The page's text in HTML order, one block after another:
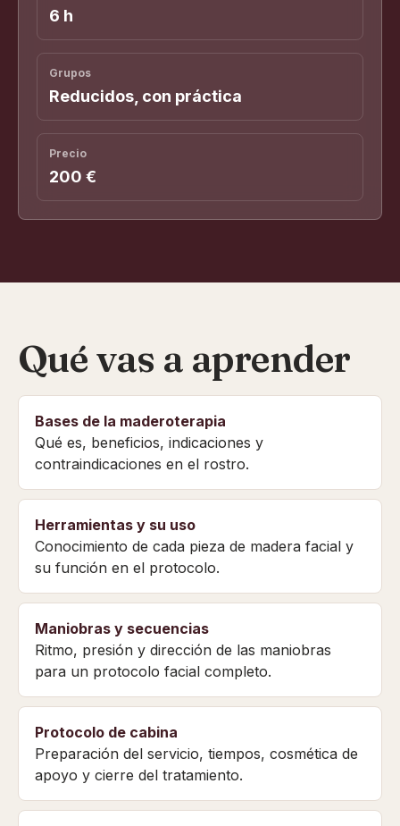
6 h
Grupos
Reducidos, con práctica
Precio
200 €
Qué vas a aprender
Bases de la maderoterapia
Qué es, beneficios, indicaciones y
contraindicaciones en el rostro.
Herramientas y su uso
Conocimiento de cada pieza de madera facial y
su función en el protocolo.
Maniobras y secuencias
Ritmo, presión y dirección de las maniobras
para un protocolo facial completo.
Protocolo de cabina
Preparación del servicio, tiempos, cosmética de
apoyo y cierre del tratamiento.